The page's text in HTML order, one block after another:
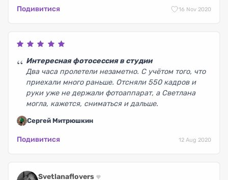
Подивитися 16 Nov 2020
Интересная фотосессия в студии
Два часа пролетели незаметно. С учётом того, что
приехали много раньше. Отсняли 550 кадров и
руки уже не держали фотоаппарат, а Светлана
могла, кажется, сниматься и дальше.
Сергей Митрюшкин
Подивитися 12 Aug 2020
Svetlanaflovers